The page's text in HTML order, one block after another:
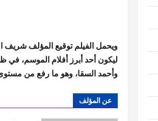
ويحمل الفيلم توقيع المؤلف شريف
ليكون أحد أبرز أفلام الموسم، في
وأحمد السقا، وهو ما رفع من
عن المؤلف